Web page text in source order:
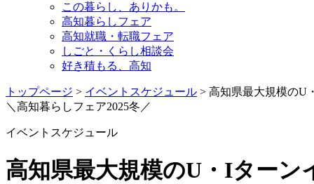
この暮らし、ありかも。
高知暮らしフェア
高知就職・転職フェア
しごと・くらし相談会
好き積もる、高知
トップページ > イベントスケジュール > 高知県最大規模のU
＼高知暮らしフェア2025冬／
イベントスケジュール
高知県最大規模のU・Iターン